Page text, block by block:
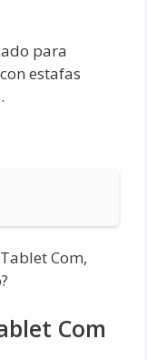
para
estafas
Com,
Com